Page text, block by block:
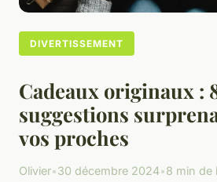
DIVERTISSEMENT
Cadeaux originaux :
suggestions
vos proches
Olivier•30 décembre 2024•8 min de